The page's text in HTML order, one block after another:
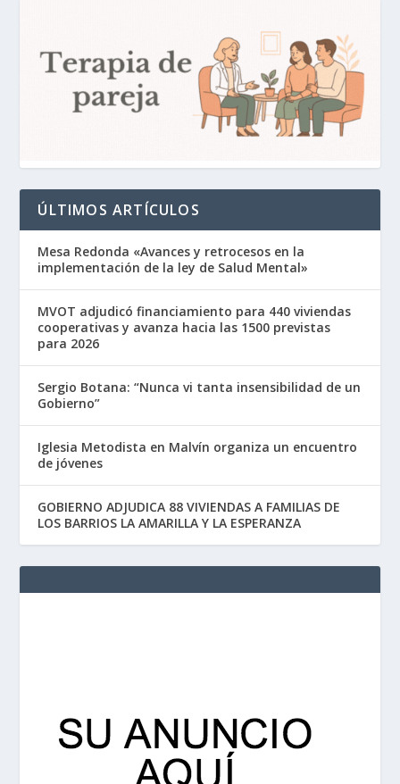
ÚLTIMOS ARTÍCULOS
Mesa Redonda «Avances y retrocesos en la
implementación de la ley de Salud Mental»
MVOT adjudicó financiamiento para 440 viviendas
cooperativas y avanza hacia las 1500 previstas
para 2026
Sergio Botana: “Nunca vi tanta insensibilidad de un
Gobierno”
Iglesia Metodista en Malvín organiza un encuentro
de jóvenes
GOBIERNO ADJUDICA 88 VIVIENDAS A FAMILIAS DE
LOS BARRIOS LA AMARILLA Y LA ESPERANZA